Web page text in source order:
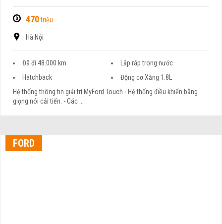
470triệu
Hà Nội
Đã đi 48.000 km
Lắp ráp trong nước
Hatchback
Động cơ Xăng 1.8L
Hệ thống thông tin giải trí MyFord Touch - Hệ thống điều khiển bằng
giọng nói cải tiến. - Các ...
FORD